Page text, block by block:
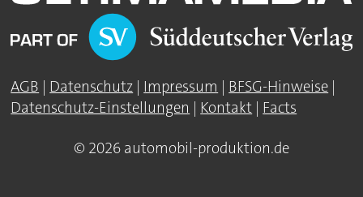
AGB | Datenschutz | Impressum | BFSG-Hinweise |
Datenschutz-Einstellungen | Kontakt | Facts
© 2026 automobil-produktion.de